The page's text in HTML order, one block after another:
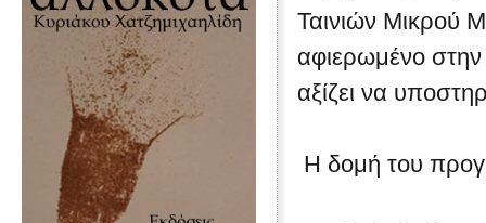
Ταινιών Μικρού
αφιερωμένο
αξίζει να
Η δομή του